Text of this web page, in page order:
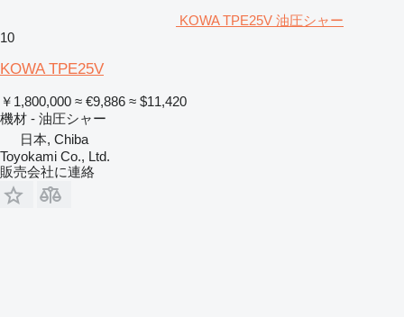
KOWA TPE25V 油圧シャー
10
KOWA TPE25V
￥1,800,000 ≈ €9,886 ≈ $11,420
機材 - 油圧シャー
日本, Chiba
Toyokami Co., Ltd.
販売会社に連絡